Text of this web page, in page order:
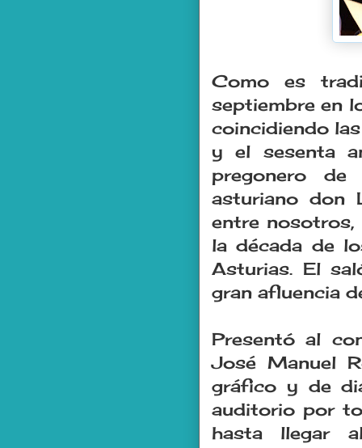
Como es
septiembre en
coincidiendo
y el sesenta
pregonero
asturiano don
entre
la década de
Asturias. El
gran afluencia
Presentó al
José Manuel
gráfico y de
auditorio por
hasta llegar